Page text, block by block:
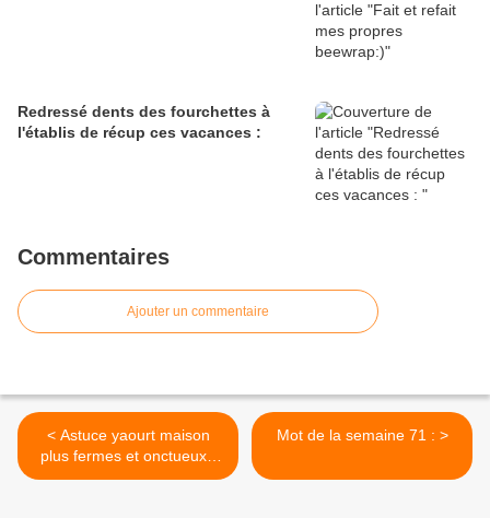
Redressé dents des fourchettes à
l'établis de récup ces vacances :
Commentaires
Ajouter un commentaire
< Astuce yaourt maison
plus fermes et onctueux :
c'est magique :
Mot de la semaine 71 : >